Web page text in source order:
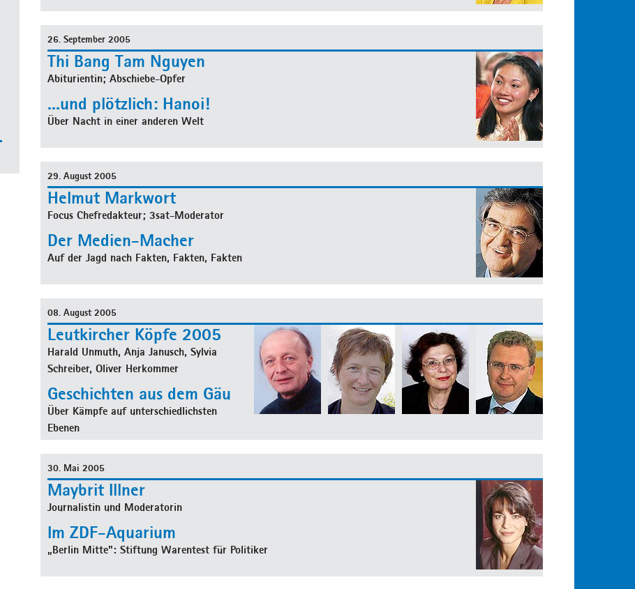
26. September 2005
Thi Bang Tam Nguyen
Abiturientin; Abschiebe-Opfer
...und plötzlich: Hanoi!
Über Nacht in einer anderen Welt
29. August 2005
Helmut Markwort
Focus Chefredakteur; 3sat-Moderator
Der Medien-Macher
Auf der Jagd nach Fakten, Fakten, Fakten
08. August 2005
Leutkircher Köpfe 2005
Harald Unmuth, Anja Janusch, Sylvia
Schreiber, Oliver Herkommer
Geschichten aus dem Gäu
Über Kämpfe auf unterschiedlichsten
Ebenen
30. Mai 2005
Maybrit Illner
Journalistin und Moderatorin
Im ZDF-Aquarium
„Berlin Mitte": Stiftung Warentest für Politiker